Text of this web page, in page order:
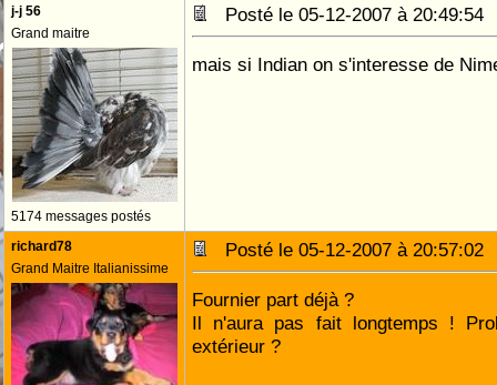
j-j 56
Grand maitre
5174 messages postés
Posté le 05-12-2007 à
mais si Indian on s'interesse de
richard78
Grand Maitre Italianissime
Posté le 05-12-2007 à
Fournier part déjà ?
Il n'aura pas fait longtemps !
extérieur ?